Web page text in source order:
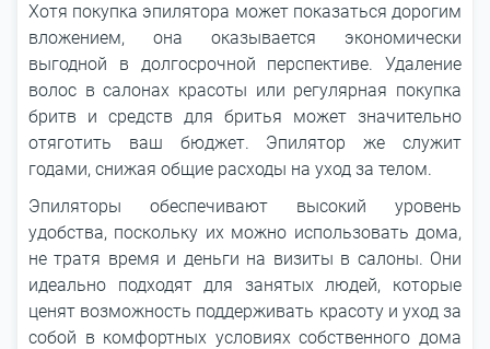
Хотя покупка эпилятора может показаться дорогим
вложением, она оказывается экономически
выгодной в долгосрочной перспективе. Удаление
волос в салонах красоты или регулярная покупка
бритв и средств для бритья может значительно
отяготить ваш бюджет. Эпилятор же служит
годами, снижая общие расходы на уход за телом.
Эпиляторы обеспечивают высокий уровень
удобства, поскольку их можно использовать дома,
не тратя время и деньги на визиты в салоны. Они
идеально подходят для занятых людей, которые
ценят возможность поддерживать красоту и уход за
собой в комфортных условиях собственного дома